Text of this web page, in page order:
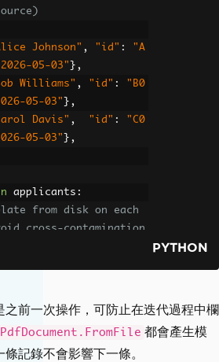
Johnson" , "id" :
"A
05-03" },
Williams" , "id" :
"B0
05-03" },
Davis" , "id" :
"C0
05-03" },
applicants :
from disk on each
cross-contamination
field from the data re
. Form.FindFormField
).Value = applicant
PYTHON
之前一次操作，可防止在迭代過程中欄
PdfDocument.FromFile 都會產生模
記錄不會影響下一條。